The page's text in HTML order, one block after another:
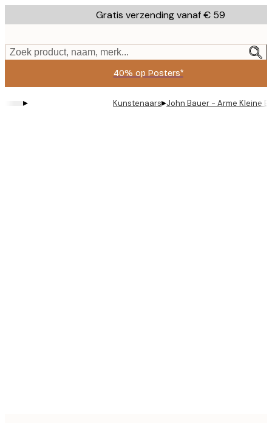
to
content.
Gratis verzending vanaf € 59
Zoek product, naam, merk...
40% op Posters*
▸ Kunstenaars▸John Bauer - Arme Kleine